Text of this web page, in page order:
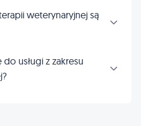
weterynaryjnej są
usługi z zakresu